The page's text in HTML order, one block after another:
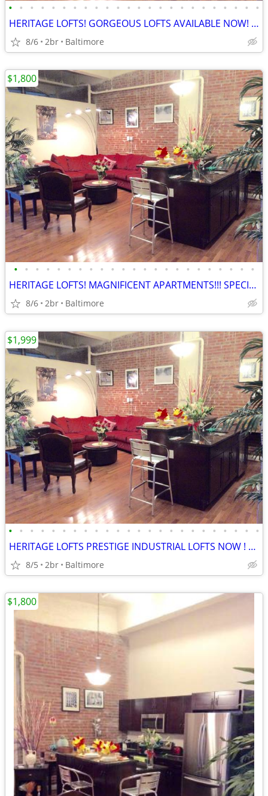
• • • • • • • • • • • • • • • • • • • • • • • •
HERITAGE LOFTS! GORGEOUS LOFTS AVAILABLE NOW! BEST DEALS! 21201
8/6 2br Baltimore
• • • • • • • • • • • • • • • • • • • • • • •
HERITAGE LOFTS! MAGNIFICENT APARTMENTS!!! SPECIALS NOW!!! 21201
8/6 2br Baltimore
$1,800
• • • • • • • • • • • • • • • • • • • • • • • •
HERITAGE LOFTS PRESTIGE INDUSTRIAL LOFTS NOW ! GREAT DEALS! 21201
8/5 2br Baltimore
$1,999
$1,800